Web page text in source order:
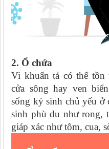
2. Ổ chứa
Vi khuẩn tả có thể
cửa sông hay ven
sống ký sinh chủ yếu ở
sinh phù du như rong,
giáp xác như tôm, cua,